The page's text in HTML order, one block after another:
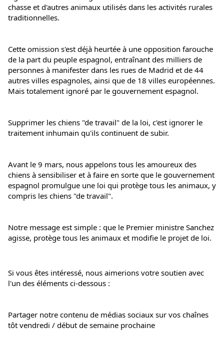
chasse et d'autres animaux utilisés dans les activités rurales
traditionnelles.
Cette omission s'est déjà heurtée à une opposition farouche
de la part du peuple espagnol, entraînant des milliers de
personnes à manifester dans les rues de Madrid et de 44
autres villes espagnoles, ainsi que de 18 villes européennes.
Mais totalement ignoré par le gouvernement espagnol.
Supprimer les chiens "de travail" de la loi, c'est ignorer le
traitement inhumain qu'ils continuent de subir.
Avant le 9 mars, nous appelons tous les amoureux des
chiens à sensibiliser et à faire en sorte que le gouvernement
espagnol promulgue une loi qui protège tous les animaux, y
compris les chiens "de travail".
Notre message est simple : que le Premier ministre Sanchez
agisse, protège tous les animaux et modifie le projet de loi.
Si vous êtes intéressé, nous aimerions votre soutien avec
l'un des éléments ci-dessous :
Partager notre contenu de médias sociaux sur vos chaînes
tôt vendredi / début de semaine prochaine